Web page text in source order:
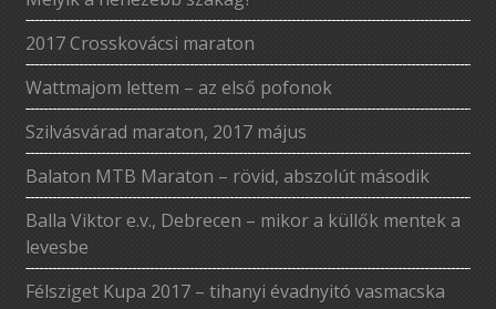
2017 Crosskovácsi maraton
Wattmajom lettem – az első pofonok
Szilvásvárad maraton, 2017 május
Balaton MTB Maraton – rövid, abszolút második
Balla Viktor e.v., Debrecen – mikor a küllők mentek a
levesbe
Félsziget Kupa 2017 – tihanyi évadnyitó vasmacska